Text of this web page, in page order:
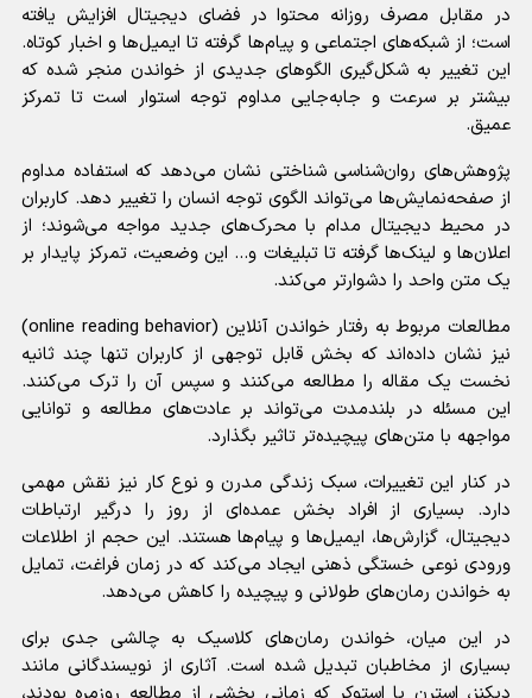
در مقابل مصرف روزانه محتوا در فضای دیجیتال افزایش یافته
است؛ از شبکه‌های اجتماعی و پیام‌ها گرفته تا ایمیل‌ها و اخبار کوتاه.
این تغییر به شکل‌گیری الگو‌های جدیدی از خواندن منجر شده که
بیشتر بر سرعت و جابه‌جایی مداوم توجه استوار است تا تمرکز
عمیق.
پژوهش‌های روان‌شناسی شناختی نشان می‌دهد که استفاده مداوم
از صفحه‌نمایش‌ها می‌تواند الگوی توجه انسان را تغییر دهد. کاربران
در محیط دیجیتال مدام با محرک‌های جدید مواجه می‌شوند؛ از
اعلان‌ها و لینک‌ها گرفته تا تبلیغات و... این وضعیت، تمرکز پایدار بر
یک متن واحد را دشوارتر می‌کند.
مطالعات مربوط به رفتار خواندن آنلاین (online reading behavior)
نیز نشان داده‌اند که بخش قابل توجهی از کاربران تنها چند ثانیه
نخست یک مقاله را مطالعه می‌کنند و سپس آن را ترک می‌کنند.
این مسئله در بلندمدت می‌تواند بر عادت‌های مطالعه و توانایی
مواجهه با متن‌های پیچیده‌تر تاثیر بگذارد.
در کنار این تغییرات، سبک زندگی مدرن و نوع کار نیز نقش مهمی
دارد. بسیاری از افراد بخش عمده‌ای از روز را درگیر ارتباطات
دیجیتال، گزارش‌ها، ایمیل‌ها و پیام‌ها هستند. این حجم از اطلاعات
ورودی نوعی خستگی ذهنی ایجاد می‌کند که در زمان فراغت، تمایل
به خواندن رمان‌های طولانی و پیچیده را کاهش می‌دهد.
در این میان، خواندن رمان‌های کلاسیک به چالشی جدی برای
بسیاری از مخاطبان تبدیل شده است. آثاری از نویسندگانی مانند